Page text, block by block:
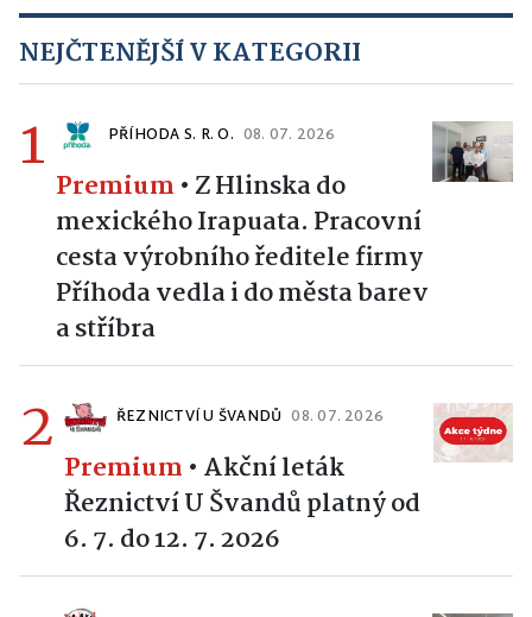
NEJČTENĚJŠÍ V KATEGORII
1 PŘÍHODA S. R. O. 08. 07. 2026
Premium • Z Hlinska do
mexického Irapuata. Pracovní
cesta výrobního ředitele firmy
Příhoda vedla i do města barev
a stříbra
2 ŘEZNICTVÍ U ŠVANDŮ 08. 07. 2026
Premium • Akční leták
Řeznictví U Švandů platný od
6. 7. do 12. 7. 2026